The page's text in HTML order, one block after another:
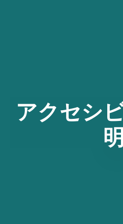
アクセシ
明